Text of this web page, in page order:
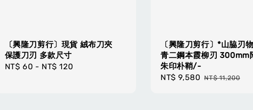
〔興隆刀剪行〕現貨 絨布刀夾
保護刀刃 多款尺寸
Regular
NT$ 60 - NT$ 120
〔興隆刀剪行〕*山脇刃
青二鋼本霞柳刃 300mm
朱印朴鞘/-
Sale
NT$ 9,580 Regular
NT$ 11,200